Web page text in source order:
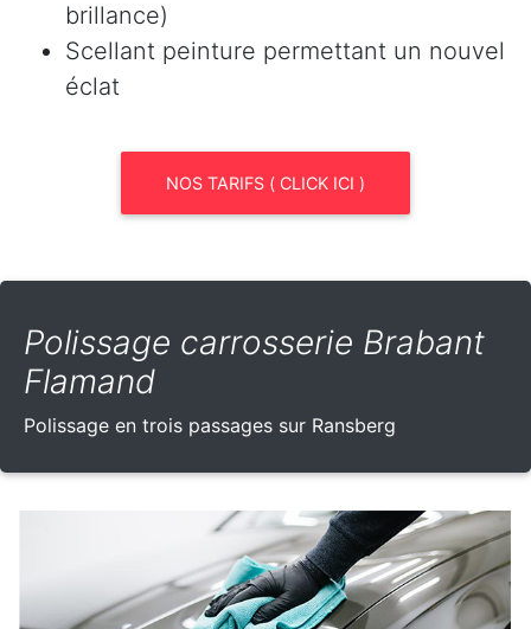
brillance)
Scellant peinture permettant un nouvel
éclat
NOS TARIFS ( CLICK ICI )
Polissage carrosserie Brabant
Flamand
Polissage en trois passages sur Ransberg